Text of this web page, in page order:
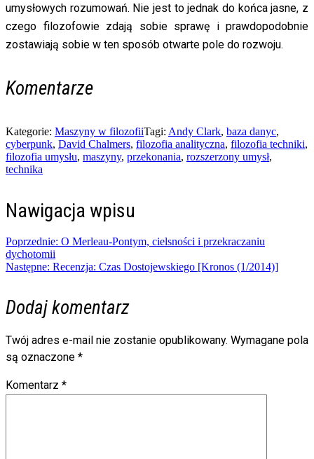
umysłowych rozumowań. Nie jest to jednak do końca jasne, z
czego filozofowie zdają sobie sprawę i prawdopodobnie
zostawiają sobie w ten sposób otwarte pole do rozwoju.
Komentarze
Kategorie: Maszyny w filozofiiTagi: Andy Clark, baza danyc,
cyberpunk, David Chalmers, filozofia analityczna, filozofia techniki,
filozofia umysłu, maszyny, przekonania, rozszerzony umysł,
technika
Nawigacja wpisu
Poprzednie: O Merleau-Pontym, cielsności i przekraczaniu
dychotomii
Następne: Recenzja: Czas Dostojewskiego [Kronos (1/2014)]
Dodaj komentarz
Twój adres e-mail nie zostanie opublikowany. Wymagane pola
są oznaczone *
Komentarz *